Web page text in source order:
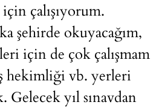
çalışıyorum.
şehirde okuyacağım,
için de çok çalışmam
hekimliği vb. yerleri
Gelecek yıl sınavdan